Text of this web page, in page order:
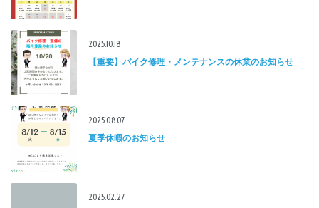
2025.10.18
【重要】バイク修理・メンテナンスの休業のお知らせ
2025.08.07
夏季休暇のお知らせ
2025.02.27